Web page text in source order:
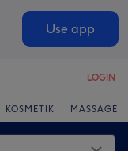
Use app
LOGIN
KOSMETIK MASSAGE